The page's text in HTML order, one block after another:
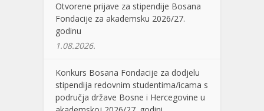
Otvorene prijave za stipendije Bosana
Fondacije za akademsku 2026/27.
godinu
1.08.2026.
Konkurs Bosana Fondacije za dodjelu
stipendija redovnim studentima/icama s
područja države Bosne i Hercegovine u